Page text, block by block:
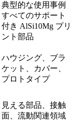
典型的な使用事例
すべてのサポート
付き AlSi10Mg プリ
ント部品
ハウジング、ブラ
ケット、カバー、
プロトタイプ
見える部品、接触
面、流動関連領域